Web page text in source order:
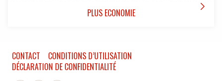
PLUS ECONOMIE 
CONTACT
CONDITIONS D’UTILISATION
DÉCLARATION DE CONFIDENTIALITÉ